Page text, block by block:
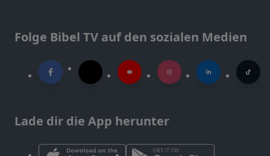
Folge Bibel TV auf den sozialen Medien
Lade dir die App herunter